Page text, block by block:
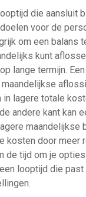
die aansluit
voor de
om een balans
kunt
lange termijn.
lagere totale
andere kant kan
maandelijkse
kosten door meer
de tijd om je
looptijd die past